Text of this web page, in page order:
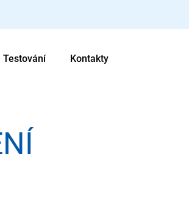
Testování Kontakty